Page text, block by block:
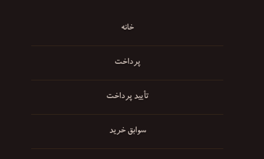
خانه
پرداخت
تأیید پرداخت
سوابق خرید